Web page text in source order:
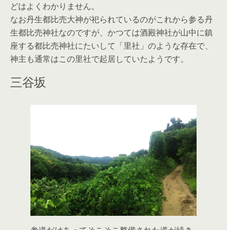
どはよくわかりません。
なお丹生都比売大神が祀られているのがこれから参る丹
生都比売神社なのですが、かつては酒殿神社が山中に鎮
座する都比売神社にたいして「里社」のような存在で、
神主も通常はこの里社で起居していたようです。
三谷坂